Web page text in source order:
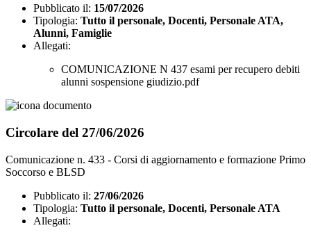
Pubblicato il: 15/07/2026
Tipologia: Tutto il personale, Docenti, Personale ATA,
Alunni, Famiglie
Allegati:
COMUNICAZIONE N 437 esami per recupero debiti
alunni sospensione giudizio.pdf
Circolare del 27/06/2026
Comunicazione n. 433 - Corsi di aggiornamento e formazione Primo
Soccorso e BLSD
Pubblicato il: 27/06/2026
Tipologia: Tutto il personale, Docenti, Personale ATA
Allegati: